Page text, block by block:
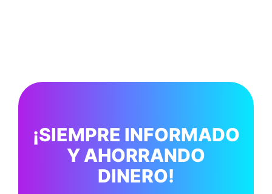
¡SIEMPRE INFORMADO
Y AHORRANDO
DINERO!